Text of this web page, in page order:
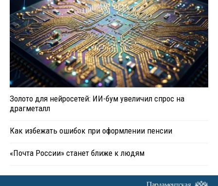
Золото для нейросетей: ИИ-бум увеличил спрос на
драгметалл
Как избежать ошибок при оформлении пенсии
«Почта России» станет ближе к людям